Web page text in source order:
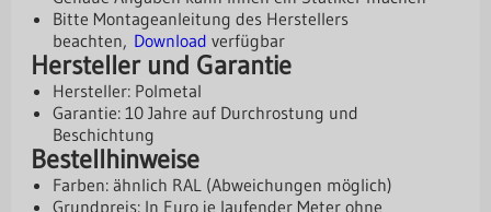
Bitte Montageanleitung des Herstellers
beachten, Download verfügbar
Hersteller und Garantie
Hersteller: Polmetal
Garantie: 10 Jahre auf Durchrostung und
Beschichtung
Bestellhinweise
Farben: ähnlich RAL (Abweichungen möglich)
Grundpreis: In Euro je laufender Meter ohne